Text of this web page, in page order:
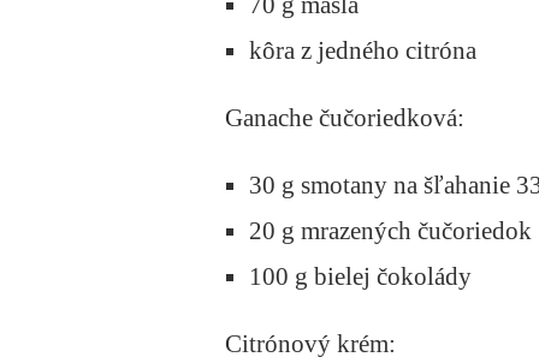
kôra z jedného citróna
Ganache čučoriedková:
30 g smotany na šľahanie
20 g mrazených čučoriedok
100 g bielej čokolády
Citrónový krém: